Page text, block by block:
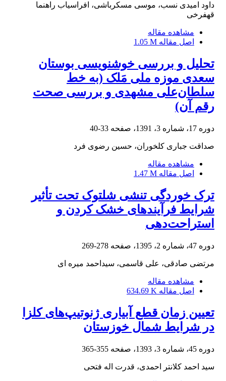
داود امیدی نسب، موسی مسکرباشی، افراسیاب راهنما
قهفرخی
مشاهده مقاله
اصل مقاله 1.05 M
تحلیل و بررسی خوشنویسی بوستان
سعدی موزه ملی مَلک (به خط
سلطان‌علی مشهدی و بررسی صحت
رقم آن)
دوره 17، شماره 3، 1391، صفحه 33-40
صداقت جباری کلخوران، حسین رضوی فرد
مشاهده مقاله
اصل مقاله 1.47 M
ترک خوردگی تنشی شلتوک تحت تأثیر
شرایط فرآیندهای خشک کردن و
استراحت‌دهی
دوره 47، شماره 2، 1395، صفحه 278-269
مرتضی صادقی، علی قاسمی، سیداحمد میره ای
مشاهده مقاله
اصل مقاله 634.69 K
تعیین زمان قطع آبیاری ژنوتیپ‌های کلزا
در شرایط شمال خوزستان
دوره 45، شماره 3، 1393، صفحه 355-365
سید احمد کلانتر احمدی، قدرت اله فتحی